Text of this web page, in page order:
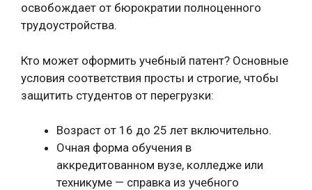
освобождает от бюрократии полноценного
трудоустройства.
Кто может оформить учебный патент? Основные
условия соответствия просты и строгие, чтобы
защитить студентов от перегрузки:
Возраст от 16 до 25 лет включительно.
Очная форма обучения в
аккредитованном вузе, колледже или
техникуме — справка из учебного